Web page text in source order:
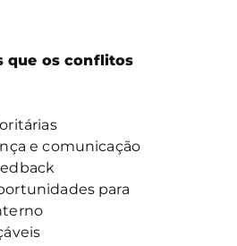
que os conflitos
e comunicação
para